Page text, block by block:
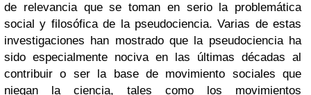
de relevancia que se toman en serio la problemática
social y filosófica de la pseudociencia. Varias de estas
investigaciones han mostrado que la pseudociencia ha
sido especialmente nociva en las últimas décadas al
contribuir o ser la base de movimiento sociales que
niegan la ciencia, tales como los movimientos